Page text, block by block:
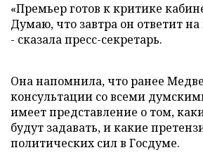
«Премьер готов к критике
Думаю, что завтра он ответит на
- сказала пресс-секретарь.
Она напомнила, что ранее
консультации со всеми
имеет представление о том,
будут задавать, и какие
политических сил в Госдуме.